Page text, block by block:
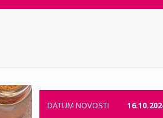
DATUM NOVOSTI